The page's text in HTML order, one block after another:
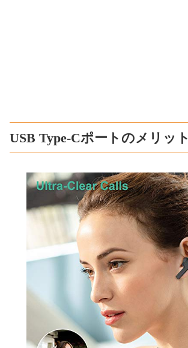
USB Type-Cポートのメリット